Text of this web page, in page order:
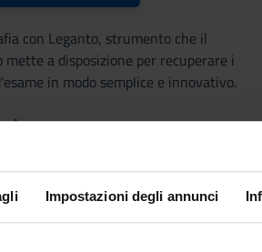
Impostazioni degli annunci
con Leganto, strumento che il
a disposizione per recuperare i
in modo semplice e innovativo.
reality of healthcare companies